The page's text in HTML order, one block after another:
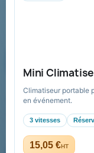
Mini
Climatiseur portable
en événement.
3 vitesses
15,05 €HT
Recevez nos offres